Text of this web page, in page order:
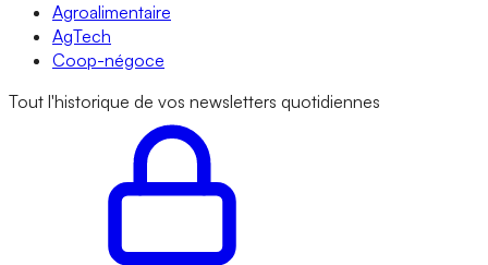
Agroalimentaire
AgTech
Coop-négoce
Tout l'historique de vos newsletters quotidiennes